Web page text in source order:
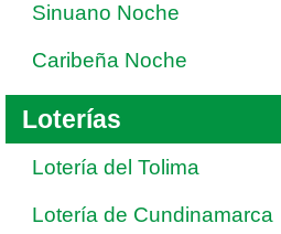
Sinuano Noche
Caribeña Noche
Loterías
Lotería del Tolima
Lotería de Cundinamarca